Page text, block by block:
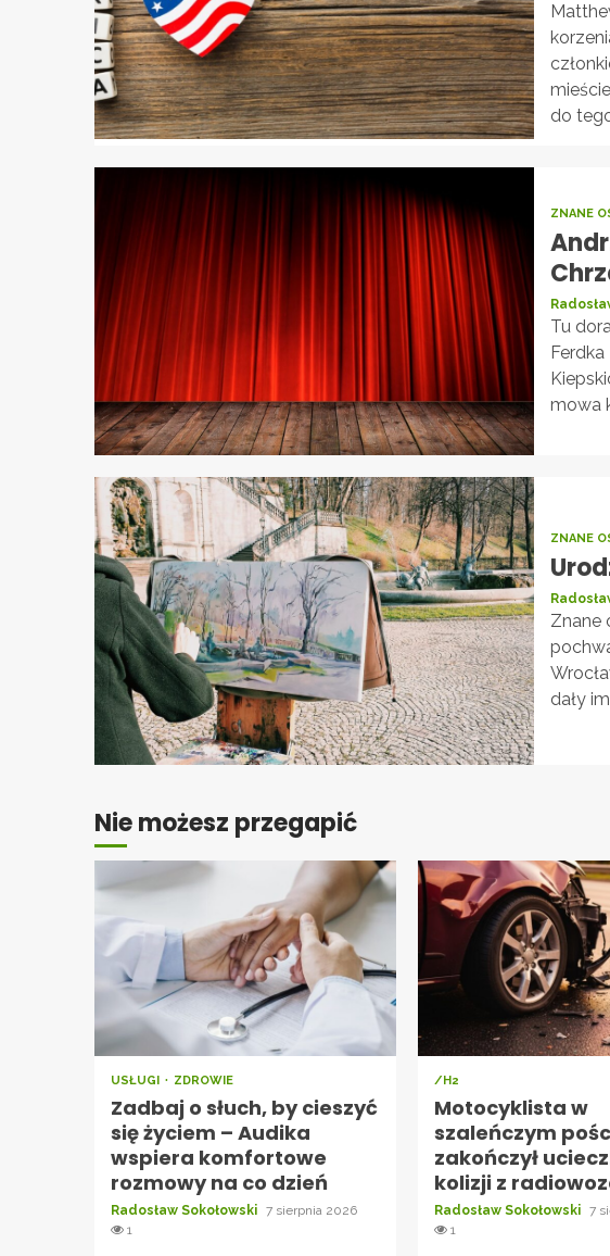
do
ZNANE
Tu
Ferdka
mowa
ZNANE
Znane
dały
Nie możesz przegapić
USŁUGI ZDROWIE
Zadbaj o słuch, by cieszyć
się życiem – Audika
wspiera komfortowe
rozmowy na co dzień
Radosław Sokołowski 7 sierpnia 2026
1
/H2
Motocyklista w
szaleńczym
zakończył
kolizji z
Radosław Sokołowski 7
1